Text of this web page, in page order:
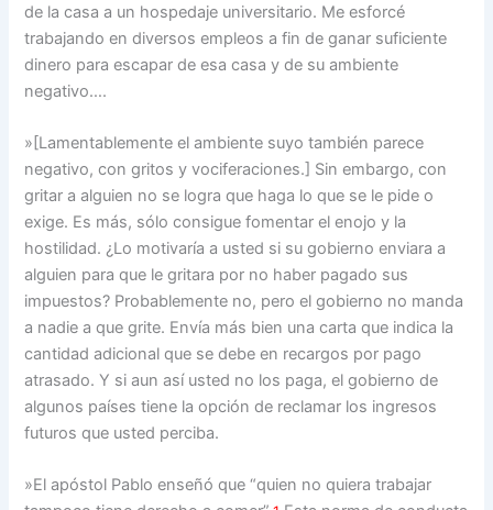
de la casa a un hospedaje universitario. Me esforcé
trabajando en diversos empleos a fin de ganar suficiente
dinero para escapar de esa casa y de su ambiente
negativo….
»[Lamentablemente el ambiente suyo también parece
negativo, con gritos y vociferaciones.] Sin embargo, con
gritar a alguien no se logra que haga lo que se le pide o
exige. Es más, sólo consigue fomentar el enojo y la
hostilidad. ¿Lo motivaría a usted si su gobierno enviara a
alguien para que le gritara por no haber pagado sus
impuestos? Probablemente no, pero el gobierno no manda
a nadie a que grite. Envía más bien una carta que indica la
cantidad adicional que se debe en recargos por pago
atrasado. Y si aun así usted no los paga, el gobierno de
algunos países tiene la opción de reclamar los ingresos
futuros que usted perciba.
»El apóstol Pablo enseñó que “quien no quiera trabajar